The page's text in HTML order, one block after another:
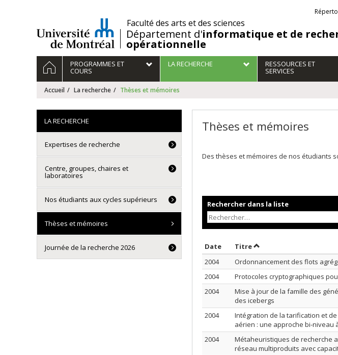
/Faculté des arts et des sciences
Département d'informatique et de
opérationnelle
Liens
Navigation
principale
ACCUEILPROGRAMMES ET
COURS
LA RECHERCHE RESSOURCES ET
SERVICES
Accueil La recherche Thèses et mémoires
Thèses et mémoires
Des thèses et mémoires de nos étudiants
Rechercher dans la liste
Date Trier par date en ordre
TitreTrier par titre en ordre
2004
Ordonnancement des flots
2004
Protocoles cryptographiques
2004
Mise à jour de la famille des
des icebergs
2004
Intégration de la tarification et
aérien : une approche bi-niveau
2004
Métaheuristiques de recherche
réseau multiproduits avec
LA RECHERCHE
Expertises de recherche
Centre, groupes, chaires et
laboratoires
Nos étudiants aux cycles supérieurs
Thèses et mémoires
Journée de la recherche 2026